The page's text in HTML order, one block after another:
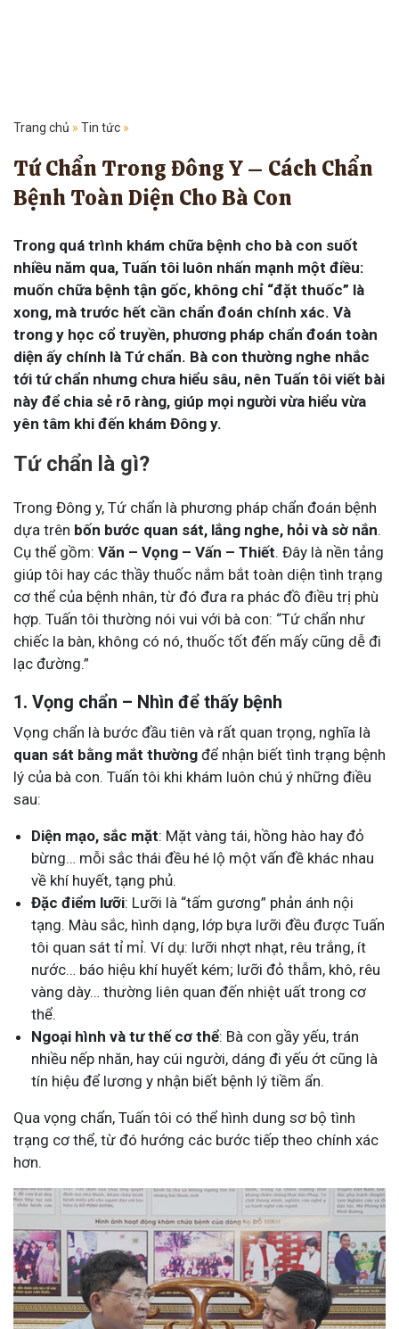
Trang chủ » Tin tức »
Tứ Chẩn Trong Đông Y – Cách Chẩn
Bệnh Toàn Diện Cho Bà Con
Trong quá trình khám chữa bệnh cho bà con suốt
nhiều năm qua, Tuấn tôi luôn nhấn mạnh một điều:
muốn chữa bệnh tận gốc, không chỉ “đặt thuốc” là
xong, mà trước hết cần chẩn đoán chính xác. Và
trong y học cổ truyền, phương pháp chẩn đoán toàn
diện ấy chính là Tứ chẩn. Bà con thường nghe nhắc
tới tứ chẩn nhưng chưa hiểu sâu, nên Tuấn tôi viết bài
này để chia sẻ rõ ràng, giúp mọi người vừa hiểu vừa
yên tâm khi đến khám Đông y.
Tứ chẩn là gì?
Trong Đông y, Tứ chẩn là phương pháp chẩn đoán bệnh
dựa trên bốn bước quan sát, lắng nghe, hỏi và sờ nắn.
Cụ thể gồm: Văn – Vọng – Vấn – Thiết. Đây là nền tảng
giúp tôi hay các thầy thuốc nắm bắt toàn diện tình trạng
cơ thể của bệnh nhân, từ đó đưa ra phác đồ điều trị phù
hợp. Tuấn tôi thường nói vui với bà con: “Tứ chẩn như
chiếc la bàn, không có nó, thuốc tốt đến mấy cũng dễ đi
lạc đường.”
1. Vọng chẩn – Nhìn để thấy bệnh
Vọng chẩn là bước đầu tiên và rất quan trọng, nghĩa là
quan sát bằng mắt thường để nhận biết tình trạng bệnh
lý của bà con. Tuấn tôi khi khám luôn chú ý những điều
sau:
Diện mạo, sắc mặt: Mặt vàng tái, hồng hào hay đỏ
bừng… mỗi sắc thái đều hé lộ một vấn đề khác nhau
về khí huyết, tạng phủ.
Đặc điểm lưỡi: Lưỡi là “tấm gương” phản ánh nội
tạng. Màu sắc, hình dạng, lớp bựa lưỡi đều được Tuấn
tôi quan sát tỉ mỉ. Ví dụ: lưỡi nhợt nhạt, rêu trắng, ít
nước… báo hiệu khí huyết kém; lưỡi đỏ thẫm, khô, rêu
vàng dày… thường liên quan đến nhiệt uất trong cơ
thể.
Ngoại hình và tư thế cơ thể: Bà con gầy yếu, trán
nhiều nếp nhăn, hay cúi người, dáng đi yếu ớt cũng là
tín hiệu để lương y nhận biết bệnh lý tiềm ẩn.
Qua vọng chẩn, Tuấn tôi có thể hình dung sơ bộ tình
trạng cơ thể, từ đó hướng các bước tiếp theo chính xác
hơn.